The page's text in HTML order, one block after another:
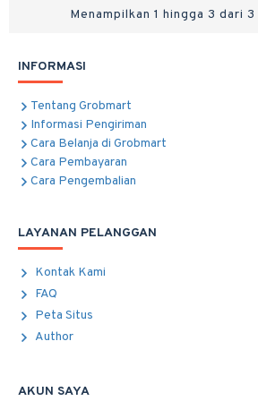
Menampilkan 1 hingga 3 dari 3
INFORMASI
Tentang Grobmart
Informasi Pengiriman
Cara Belanja di Grobmart
Cara Pembayaran
Cara Pengembalian
LAYANAN PELANGGAN
Kontak Kami
FAQ
Peta Situs
Author
AKUN SAYA